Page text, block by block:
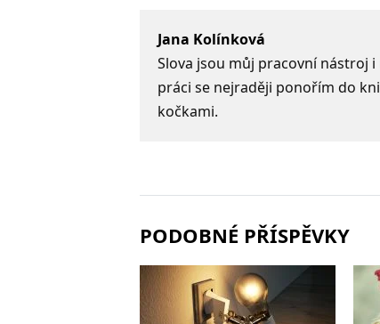
Jana Kolínková
Slova jsou můj pracovní nástroj
práci se nejraději ponořím do
kočkami.
PODOBNÉ PŘÍSPĚVKY